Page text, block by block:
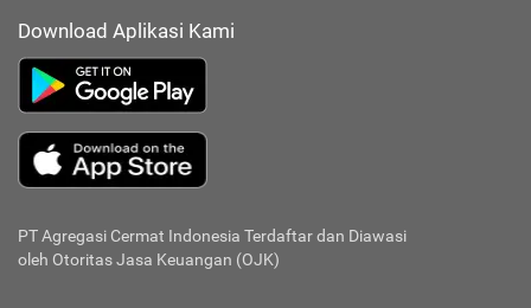
Download Aplikasi Kami
PT Agregasi Cermat Indonesia Terdaftar dan Diawasi
oleh Otoritas Jasa Keuangan (OJK)